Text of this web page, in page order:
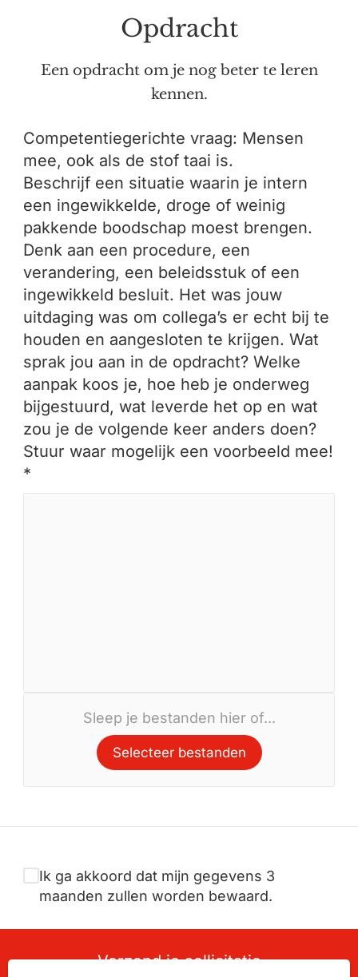
Opdracht
Een opdracht om je nog beter te leren
kennen.
Competentiegerichte vraag: Mensen
mee, ook als de stof taai is.
Beschrijf een situatie waarin je intern
een ingewikkelde, droge of weinig
pakkende boodschap moest brengen.
Denk aan een procedure, een
verandering, een beleidsstuk of een
ingewikkeld besluit. Het was jouw
uitdaging was om collega’s er echt bij te
houden en aangesloten te krijgen. Wat
sprak jou aan in de opdracht? Welke
aanpak koos je, hoe heb je onderweg
bijgestuurd, wat leverde het op en wat
zou je de volgende keer anders doen?
Stuur waar mogelijk een voorbeeld mee!
*
Sleep je bestanden hier of...
Selecteer bestanden
Ik ga akkoord dat mijn gegevens 3
maanden zullen worden bewaard.
Verzend je sollicitatie